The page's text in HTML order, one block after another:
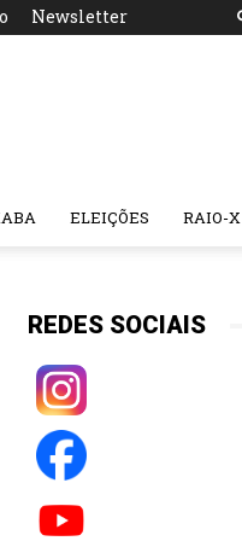
Newsletter
ELEIÇÕES RAIO-X
REDES SOCIAIS